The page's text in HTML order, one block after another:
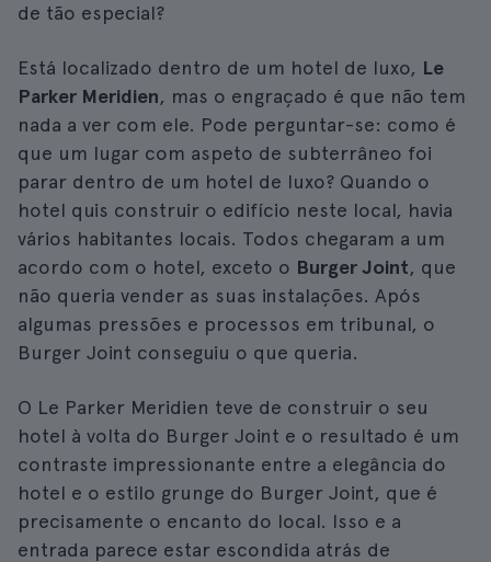
de tão especial?
Está localizado dentro de um hotel de luxo, Le
Parker Meridien, mas o engraçado é que não tem
nada a ver com ele. Pode perguntar-se: como é
que um lugar com aspeto de subterrâneo foi
parar dentro de um hotel de luxo? Quando o
hotel quis construir o edifício neste local, havia
vários habitantes locais. Todos chegaram a um
acordo com o hotel, exceto o Burger Joint, que
não queria vender as suas instalações. Após
algumas pressões e processos em tribunal, o
Burger Joint conseguiu o que queria.
O Le Parker Meridien teve de construir o seu
hotel à volta do Burger Joint e o resultado é um
contraste impressionante entre a elegância do
hotel e o estilo grunge do Burger Joint, que é
precisamente o encanto do local. Isso e a
entrada parece estar escondida atrás de